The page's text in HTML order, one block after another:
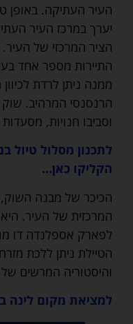
העיר העתיקה. באופן
יערך במרכז העיר
הציר המרכזי של
התיירות מספר אחד
ממנה ניתן לרדת
הרנסנסי המרהיב.
וסביבו חנויות,
לתכנון מסלול טיול
הקליקו כאן…
הכיכר של מבנה
המרכזית של העיר. היא
לפארק אספלנדה דו
הטיילת ניתן ללכת
והיסטוריה המרשים של
למציאת מקום לינה